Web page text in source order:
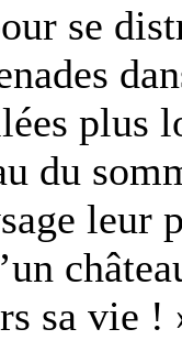
se
plus
du
leur
sa vie !